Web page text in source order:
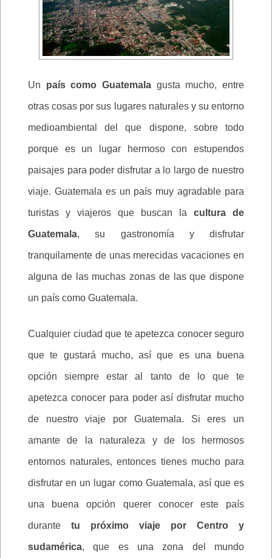
Un país como Guatemala gusta mucho, entre
otras cosas por sus lugares naturales y su entorno
medioambiental del que dispone, sobre todo
porque es un lugar hermoso con estupendos
paisajes para poder disfrutar a lo largo de nuestro
viaje. Guatemala es un país muy agradable para
turistas y viajeros que buscan la cultura de
Guatemala, su gastronomía y disfrutar
tranquilamente de unas merecidas vacaciones en
alguna de las muchas zonas de las que dispone
un país como Guatemala.
Cualquier ciudad que te apetezca conocer seguro
que te gustará mucho, así que es una buena
opción siempre estar al tanto de lo que te
apetezca conocer para poder así disfrutar mucho
de nuestro viaje por Guatemala. Si eres un
amante de la naturaleza y de los hermosos
entornos naturales, entonces tienes mucho para
disfrutar en un lugar como Guatemala, así que es
una buena opción querer conocer este país
durante tu próximo viaje por Centro y
sudamérica, que es una zona del mundo